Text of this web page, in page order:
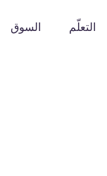
التعلّم السوق